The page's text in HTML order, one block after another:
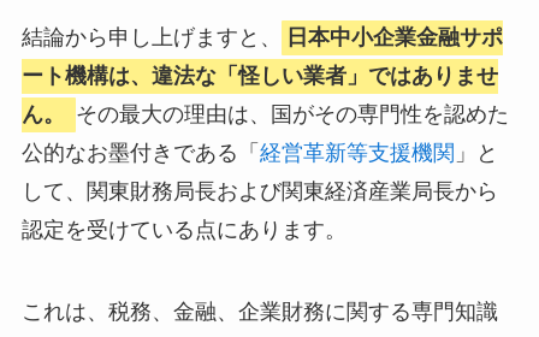
結論から申し上げますと、
日本中小企業金融サポ
ート機構は、違法な「怪しい業者」ではありませ
ん。
その最大の理由は、国がその専門性を認めた
公的なお墨付きである「 経営革新等支援機関 」と
して、関東財務局長および関東経済産業局長から
認定を受けている点にあります。
これは、税務、金融、企業財務に関する専門知識